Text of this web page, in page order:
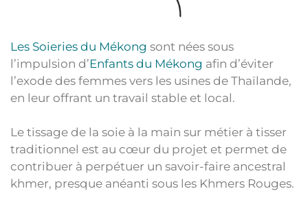
Les Soieries du Mékong sont nées sous
l’impulsion d’Enfants du Mékong afin d’éviter
l’exode des femmes vers les usines de Thaïlande,
en leur offrant un travail stable et local.
Le tissage de la soie à la main sur métier à tisser
traditionnel est au cœur du projet et permet de
contribuer à perpétuer un savoir-faire ancestral
khmer, presque anéanti sous les Khmers Rouges.